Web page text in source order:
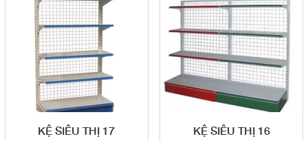
KỆ SIÊU THỊ 17 KỆ SIÊU THỊ 16